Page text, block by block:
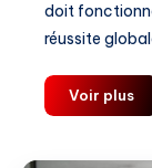
doit
réussite
Voir plus